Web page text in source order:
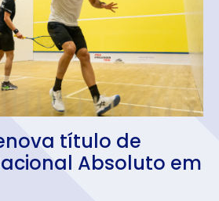
título de
Absoluto em